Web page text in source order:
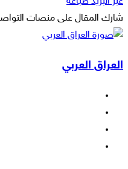
شارك المقال على منصات
فيسبوك
‫X
ماسنجر
ماسنجر
واتساب
تيلقرام
ڤايبر
لاين
مشاركة
البريد
طباعة
العراق العربي